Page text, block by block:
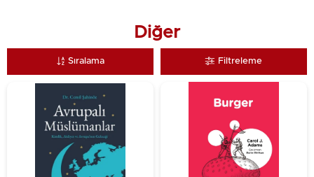
Diğer
Filtreleme
Sıralama